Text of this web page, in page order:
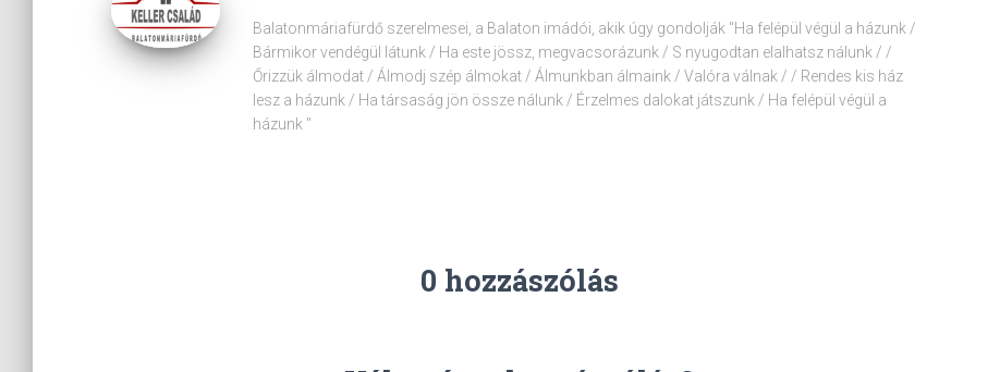
Balatonmáriafürdő szerelmesei, a Balaton imádói, akik úgy gondolják "Ha felépül végül a házunk /
Bármikor vendégül látunk / Ha este jössz, megvacsorázunk / S nyugodtan elalhatsz nálunk / /
Őrizzük álmodat / Álmodj szép álmokat / Álmunkban álmaink / Valóra válnak / / Rendes kis ház
lesz a házunk / Ha társaság jön össze nálunk / Érzelmes dalokat játszunk / Ha felépül végül a
házunk "
0 hozzászólás